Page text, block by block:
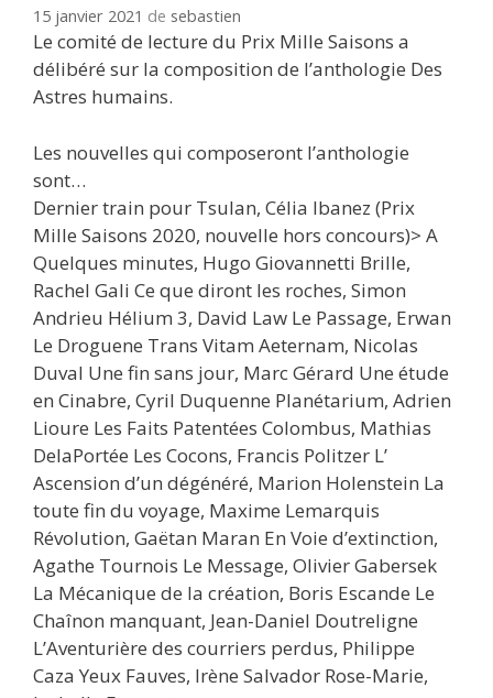
15 janvier 2021 de sebastien
Le comité de lecture du Prix Mille Saisons a
délibéré sur la composition de l’anthologie Des
Astres humains.
Les nouvelles qui composeront l’anthologie
sont…
Dernier train pour Tsulan, Célia Ibanez (Prix
Mille Saisons 2020, nouvelle hors concours)> A
Quelques minutes, Hugo Giovannetti Brille,
Rachel Gali Ce que diront les roches, Simon
Andrieu Hélium 3, David Law Le Passage, Erwan
Le Droguene Trans Vitam Aeternam, Nicolas
Duval Une fin sans jour, Marc Gérard Une étude
en Cinabre, Cyril Duquenne Planétarium, Adrien
Lioure Les Faits Patentées Colombus, Mathias
DelaPortée Les Cocons, Francis Politzer L’
Ascension d’un dégénéré, Marion Holenstein La
toute fin du voyage, Maxime Lemarquis
Révolution, Gaëtan Maran En Voie d’extinction,
Agathe Tournois Le Message, Olivier Gabersek
La Mécanique de la création, Boris Escande Le
Chaînon manquant, Jean-Daniel Doutreligne
L’Aventurière des courriers perdus, Philippe
Caza Yeux Fauves, Irène Salvador Rose-Marie,